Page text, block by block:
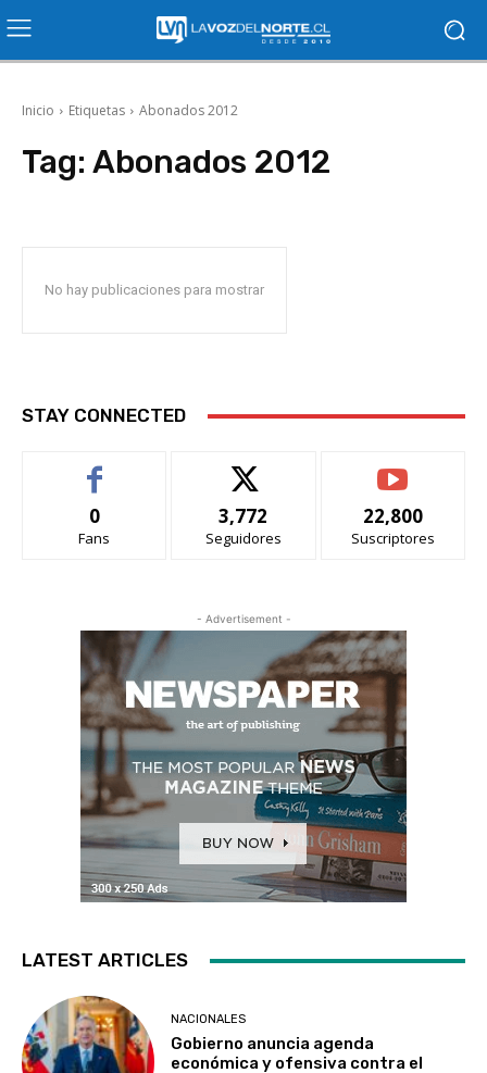
Inicio Etiquetas Abonados 2012
Tag: Abonados 2012
No hay publicaciones para mostrar
STAY CONNECTED
0
Fans
3,772
Seguidores
22,800
Suscriptores
- Advertisement -
LATEST ARTICLES
NACIONALES
Gobierno anuncia agenda
económica y ofensiva contra el